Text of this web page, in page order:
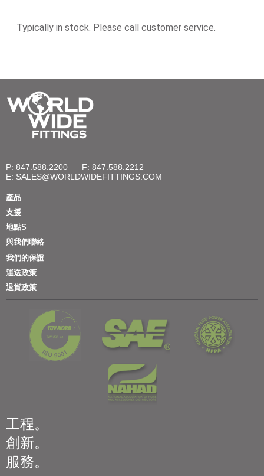
Typically in stock. Please call customer service.
P: 847.588.2200
F: 847.588.2212
E: SALES@WORLDWIDEFITTINGS.COM
產品
支援
地點S
與我們聯絡
我們的保證
運送政策
退貨政策
工程。
創新。
服務。